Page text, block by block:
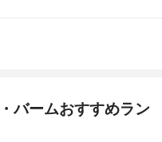
バームおすすめラン